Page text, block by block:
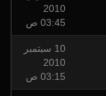
2010
03:45 ص
10 سبتمبر
2010
03:15 ص